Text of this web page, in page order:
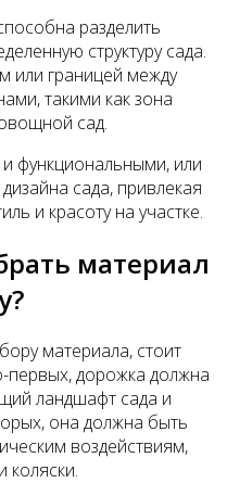
разделить
структуру сада.
или границей между
такими как зона
сад.
функциональными, или
сада, привлекая
и красоту на участке.
материал
материала, стоит
первых, дорожка должна
ландшафт сада и
она должна быть
воздействиям,
коляски.